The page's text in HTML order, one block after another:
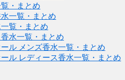
・まとめ
一覧・まとめ
覧・まとめ
水一覧・まとめ
ル メンズ香水一覧・まとめ
ル レディース香水一覧・まとめ